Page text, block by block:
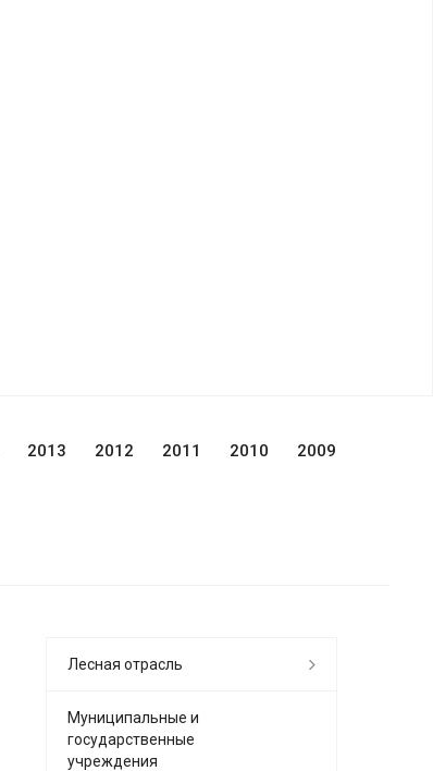
2013 2012 2011 2010 2009
Лесная отрасль
Муниципальные и
государственные
учреждения